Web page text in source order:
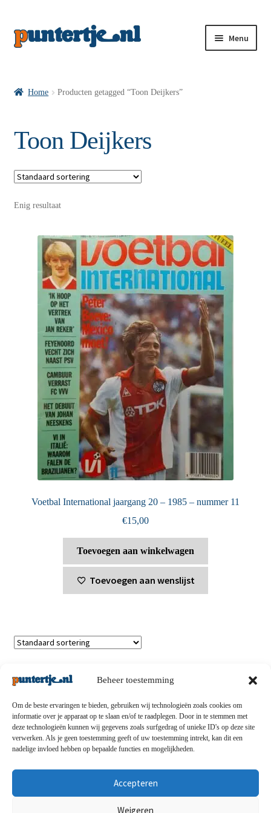
Beheer toestemming
Om de beste ervaringen te bieden, gebruiken wij technologieën zoals cookies om
informatie over je apparaat op te slaan en/of te raadplegen. Door in te stemmen met
deze technologieën kunnen wij gegevens zoals surfgedrag of unieke ID's op deze site
verwerken. Als je geen toestemming geeft of uw toestemming intrekt, kan dit een
nadelige invloed hebben op bepaalde functies en mogelijkheden.
Accepteren
Weigeren
Menu
VI’s met Posters
Wie is puntertje
Puntertjes
Contact
Home Producten getagged “Toon Deijkers”
Toon Deijkers
Enig resultaat
Voetbal International jaargang 20 – 1985 – nummer 11
€15,00
Toevoegen aan winkelwagen
Toevoegen aan wenslijst
Privacybeleid-Verzending en retouren-Algemene
voorwaarden-Disclaimert-Betaalmethoden-Over ons